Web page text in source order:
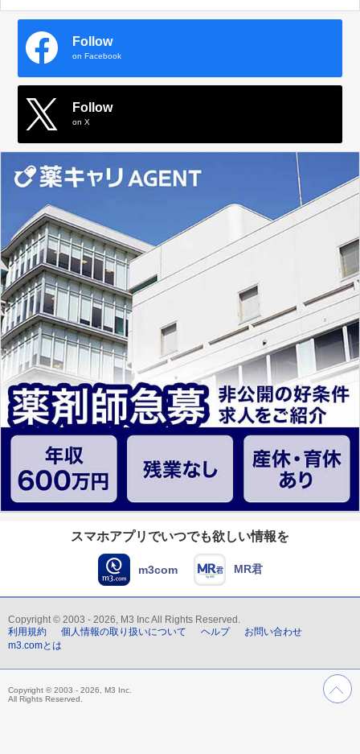
Follow
on Facebook
Follow
on X
スマホアプリでいつでも欲しい情報を
m3com MR君
Copyright © 2003 - 2026, M3 Inc All Rights Reserved.
利用規約
個人情報の取り扱いについて ヘルプ
お問い合わせ
m3.comとは
Copyright © 2003 - 2026, M3 Inc.
All Rights Reserved.